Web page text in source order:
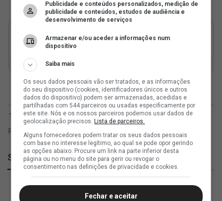
SuperVasco
Publicidade e conteúdos personalizados, medição de
publicidade e conteúdos, estudos de audiência e
desenvolvimento de serviços
Armazenar e/ou aceder a informações num
dispositivo
Saiba mais
Os seus dados pessoais vão ser tratados, e as informações
do seu dispositivo (cookies, identificadores únicos e outros
dados do dispositivo) podem ser armazenadas, acedidas e
partilhadas com 544 parceiros ou usadas especificamente por
este site. Nós e os nossos parceiros podemos usar dados de
geolocalização precisos. Lista de parceiros.
Alguns fornecedores podem tratar os seus dados pessoais
com base no interesse legítimo, ao qual se pode opor gerindo
as opções abaixo. Procure um link na parte inferior desta
página ou no menu do site para gerir ou revogar o
consentimento nas definições de privacidade e cookies.
Fechar e aceitar